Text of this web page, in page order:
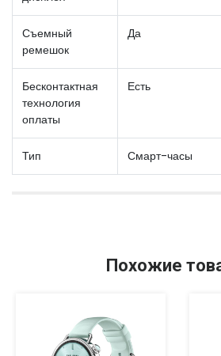
Съемный
ремешок
Да
Бесконтактная
технология
оплаты
Есть
Тип Смарт-часы
Похожие